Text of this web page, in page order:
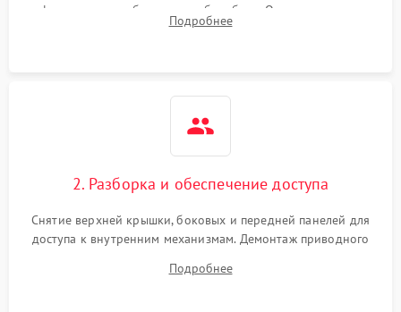
фильтра, теплообменника и барабана. Опрос клиента о
неисправностях (не сушит, не крутит барабан, сильно шумит
Подробнее
2. Разборка и обеспечение доступа
Снятие верхней крышки, боковых и передней панелей для
доступа к внутренним механизмам. Демонтаж приводного
Обеспечение свободного доступа к ТЭНу, компрессору,
Подробнее